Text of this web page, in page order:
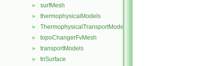
► surfMesh
► thermophysicalModels
► ThermophysicalTransportModels
► topoChangerFvMesh
► transportModels
► triSurface